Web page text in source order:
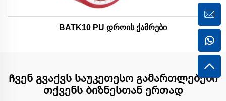
BATK10 PU დროის ქამრები
Ჩვენ გვაქვს საუკეთესო გამართლებები
თქვენს ბიზნესთან ერთად